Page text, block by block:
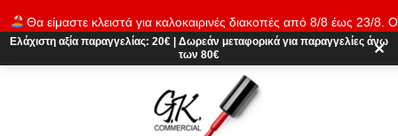
Θα είμαστε κλειστά για καλοκαιρινές διακοπές από 8/8 έως 23/8.
παραγγελίες θα εκτελούνται ξανά από 24/8. Καλό καλοκαίρι!
content
Ελάχιστη αξία παραγγελίας: 20€ Δωρεάν μεταφορικά για παραγγελίες άνω
των 80€
✕